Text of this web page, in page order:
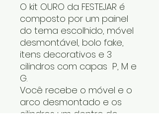
O kit OURO da FESTEJAR é
composto por um painel
do tema escolhido, móvel
desmontável, bolo fake,
itens decorativos e 3
cilindros com capas P, M e
G.
Você recebe o móvel e o
arco desmontado e os
cilindros um dentro do